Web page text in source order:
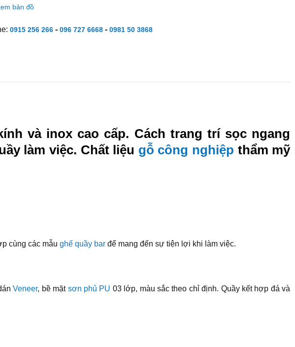
bản đồ
0915 256 266- 096 727 6668- 0981 50 3868
và inox cao cấp. Cách trang trí sọc ngang
làm việc. Chất liệu gỗ công nghiệp thẩm mỹ
cùng các mẫu ghế quầy barđể mang đến sự tiện lợi khi làm việc.
Veneer, bề mặt sơn phủ PU 03 lớp, màu sắc theo chỉ định. Quầy kết hợp đá và